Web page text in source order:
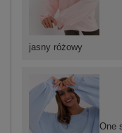
jasny różowy
One